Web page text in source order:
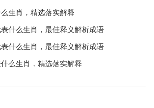
生肖，精选落实解释
什么生肖，最佳释义解析成语
什么生肖，最佳释义解析成语
么生肖，精选落实解释